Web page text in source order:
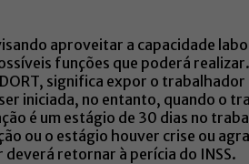
aproveitar a capacidade
funções que poderá
significa expor o trabalhador
iniciada, no entanto, quando o
é um estágio de 30 dias no
ou o estágio houver crise ou
retornar à perícia do INSS.